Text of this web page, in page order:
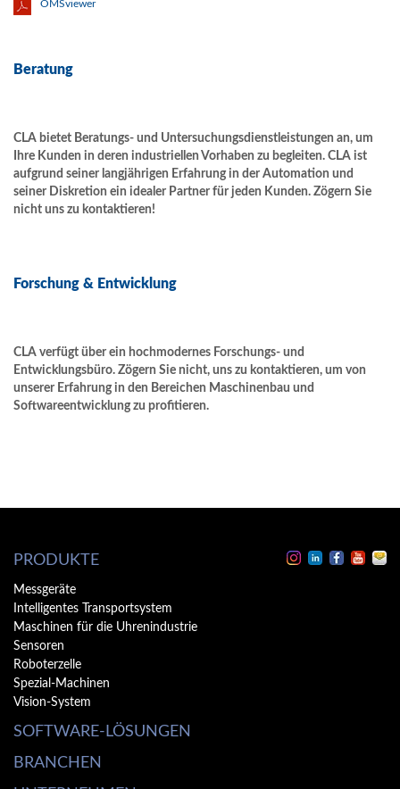
OMSviewer
Beratung
CLA bietet Beratungs- und Untersuchungsdienstleistungen an, um
Ihre Kunden in deren industriellen Vorhaben zu begleiten. CLA ist
aufgrund seiner langjährigen Erfahrung in der Automation und
seiner Diskretion ein idealer Partner für jeden Kunden. Zögern Sie
nicht uns zu kontaktieren!
Forschung & Entwicklung
CLA verfügt über ein hochmodernes Forschungs- und
Entwicklungsbüro. Zögern Sie nicht, uns zu kontaktieren, um von
unserer Erfahrung in den Bereichen Maschinenbau und
Softwareentwicklung zu profitieren.
PRODUKTE
Messgeräte
Intelligentes Transportsystem
Maschinen für die Uhrenindustrie
Sensoren
Roboterzelle
Spezial-Machinen
Vision-System
SOFTWARE-LÖSUNGEN
BRANCHEN